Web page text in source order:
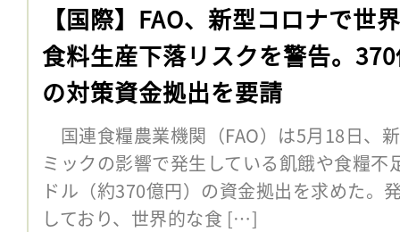
【国際】FAO、新型コロナで世
食料生産下落リスクを警告。
の対策資金拠出を要請
国連食糧農業機関（FAO）は5月18日、
ミックの影響で発生している飢餓や食糧
ドル（約370億円）の資金拠出を求めた。
しており、世界的な食 […]